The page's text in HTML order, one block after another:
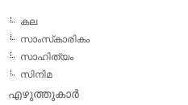
കല
സാംസ്‌കാരികം
സാഹിത്യം
സിനിമ
എഴുത്തുകാര്‍